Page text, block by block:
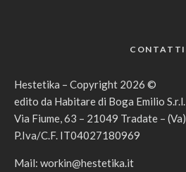
CONTATTI
Hestetika – Copyright 2026 ©
edito da Habitare di Boga Emilio S.r.l.
Via Fiume, 63 – 21049 Tradate – (Va)
P.Iva/C.F. IT04027180969
Mail: workin@hestetika.it